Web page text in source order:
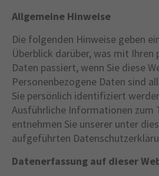
24h/ 365days
We offer support for our customers
Mon - Fri 8:00am - 5:00pm
(GMT
Get in touch
Cybersteel Inc.
Allgemeine Hinweise
Die folgenden Hinweise geben
Überblick darüber, was mit Ihren
Daten passiert, wenn Sie diese
Personenbezogene Daten sind
Sie persönlich identifiziert
Ausführliche Informationen zum
entnehmen Sie unserer unter
aufgeführten
Datenerfassung auf dieser